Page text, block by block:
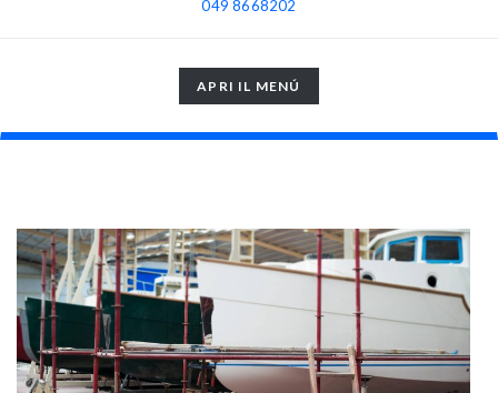
049 8668202
TOGGLE
NAVIGATION
APRI IL MENÚ